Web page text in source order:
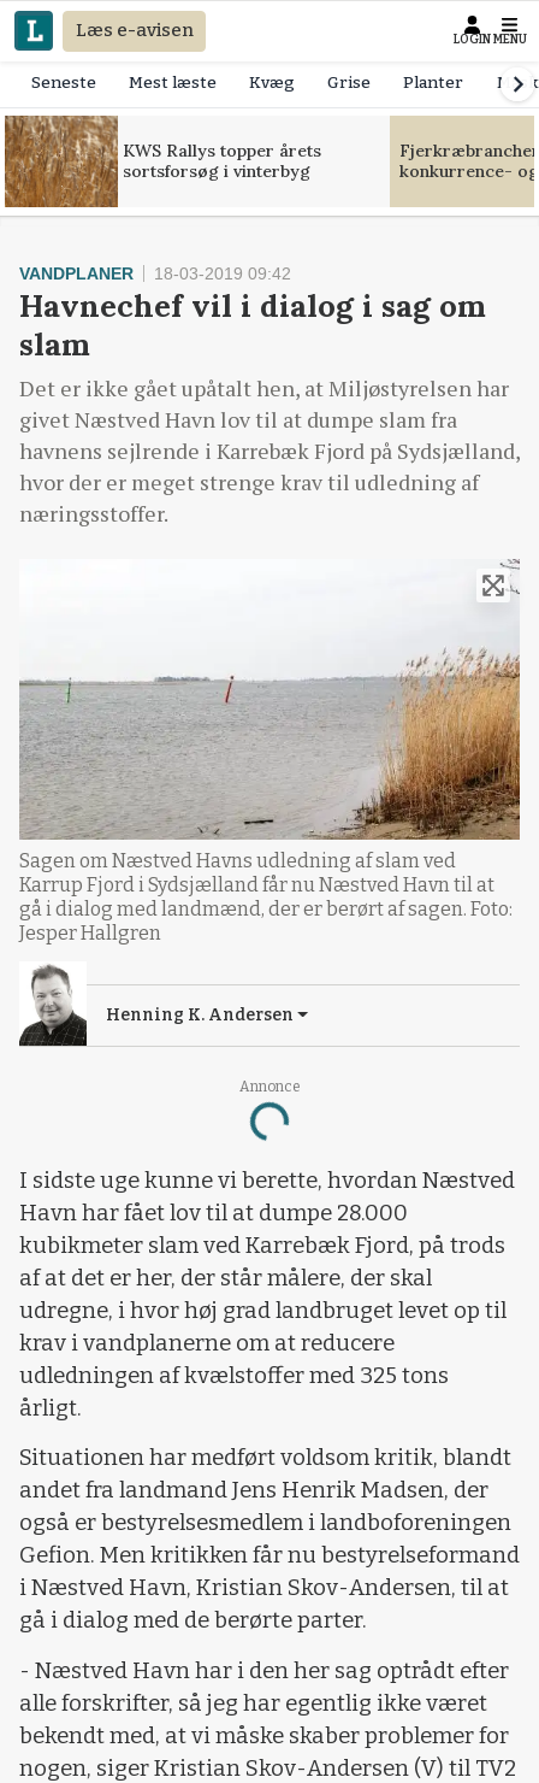
Læs e-avisen LOGIN MENU
Seneste Mest læste Kvæg Grise Planter
KWS Rallys topper årets
sortsforsøg i vinterbyg
konkurrence-
Annonce
Loading...
VANDPLANER 18-03-2019 09:42
Havnechef vil i dialog i sag om
slam
Det er ikke gået upåtalt hen, at Miljøstyrelsen har
givet Næstved Havn lov til at dumpe slam fra
havnens sejlrende i Karrebæk Fjord på Sydsjælland,
hvor der er meget strenge krav til udledning af
næringsstoffer.
Sagen om Næstved Havns udledning af slam ved
Karrup Fjord i Sydsjælland får nu Næstved Havn til at
gå i dialog med landmænd, der er berørt af sagen. Foto:
Jesper Hallgren
Henning K. Andersen
I sidste uge kunne vi berette, hvordan Næstved
Havn har fået lov til at dumpe 28.000
kubikmeter slam ved Karrebæk Fjord, på trods
af at det er her, der står målere, der skal
udregne, i hvor høj grad landbruget levet op til
krav i vandplanerne om at reducere
udledningen af kvælstoffer med 325 tons
årligt.
Situationen har medført voldsom kritik, blandt
andet fra landmand Jens Henrik Madsen, der
også er bestyrelsesmedlem i landboforeningen
Gefion. Men kritikken får nu bestyrelseformand
i Næstved Havn, Kristian Skov-Andersen, til at
gå i dialog med de berørte parter.
- Næstved Havn har i den her sag optrådt efter
alle forskrifter, så jeg har egentlig ikke været
bekendt med, at vi måske skaber problemer for
nogen, siger Kristian Skov-Andersen (V) til TV2